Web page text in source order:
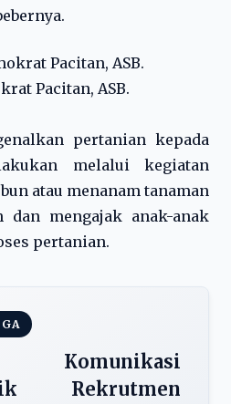
Pacitan, ASB.
pertanian kepada
melalui kegiatan
atau menanam tanaman
dan mengajak anak-anak
pertanian.
Komunikasi
Rekrutmen